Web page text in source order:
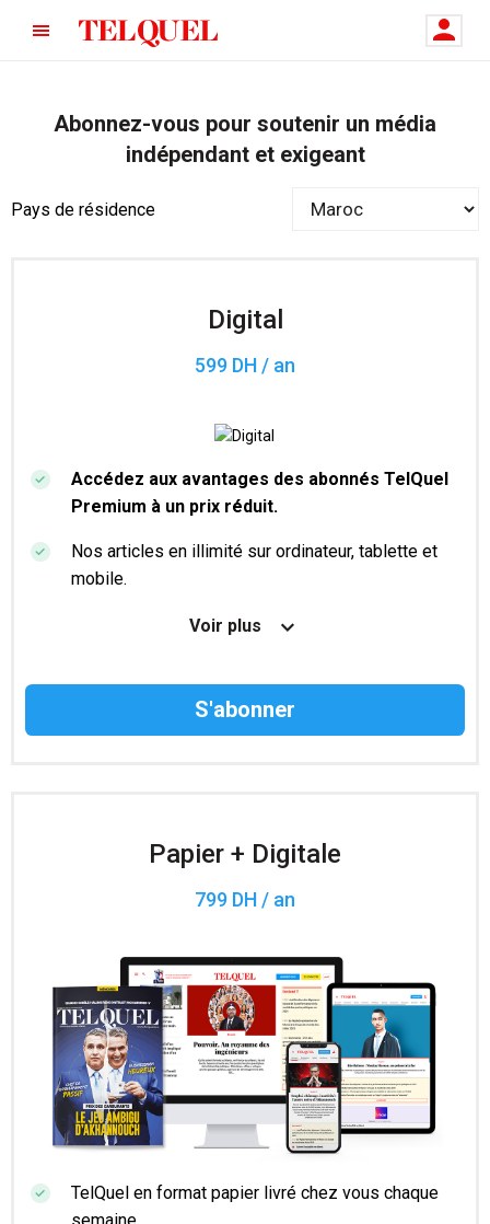
Abonnez-vous pour soutenir un média
indépendant et exigeant
Pays de résidence
Digital
599 DH / an
Accédez aux avantages des abonnés TelQuel
Premium à un prix réduit.
Nos articles en illimité sur ordinateur, tablette et
mobile.
Le magazine TelQuel en numérique avant la sortie
Des informations confidentielles résérvées aux
Voir plus
Papier + Digitale
799 DH / an
TelQuel en format papier livré chez vous chaque